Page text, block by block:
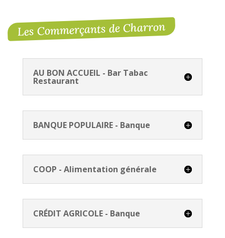
Les Commerçants de Charron
AU BON ACCUEIL - Bar Tabac
Restaurant
BANQUE POPULAIRE - Banque
COOP - Alimentation générale
CRÉDIT AGRICOLE - Banque